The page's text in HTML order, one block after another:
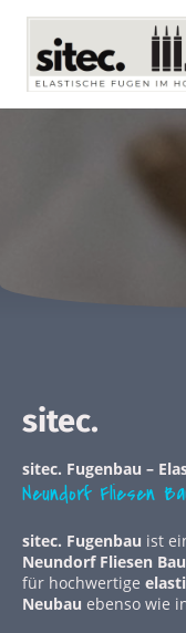
sitec.
sitec. Fugenbau –
Neundorf Fliesen
sitec. Fugenbau ist
Neundorf Fliesen
für hochwertige
Neubau ebenso wie